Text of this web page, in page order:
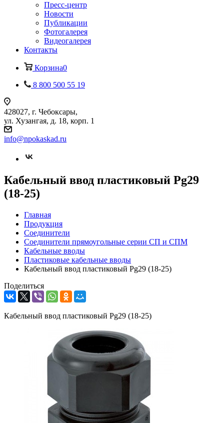
Пресс-центр
Новости
Публикации
Фотогалерея
Видеогалерея
Контакты
Корзина0
8 800 500 55 19
428027, г. Чебоксары,
ул. Хузангая, д. 18, корп. 1
info@npokaskad.ru
Кабельный ввод пластиковый Pg29
(18-25)
Главная
Продукция
Соединители
Соединители прямоугольные серии СП и СПМ
Кабельные вводы
Пластиковые кабельные вводы
Кабельный ввод пластиковый Pg29 (18-25)
Поделиться
Кабельный ввод пластиковый Pg29 (18-25)